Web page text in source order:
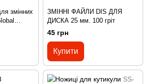
змінних
ЗМІННІ ФАЙЛИ DIS ДЛЯ
ДИСКА 25 мм. 100 гріт
45 грн
Купити